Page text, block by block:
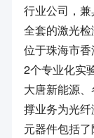
行业公司，
全套的激光
位于珠海市
2个专业化实
大唐新能源
撑业务为光
元器件包括